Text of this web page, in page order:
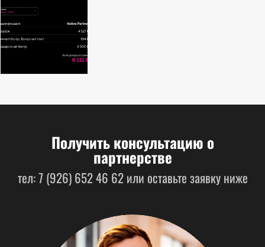
Получить консультацию о
партнерстве
тел: 7 (926) 652 46 62 или оставьте заявку ниже